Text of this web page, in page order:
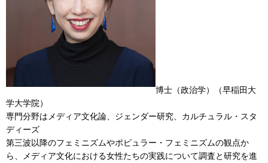
博士（政治学）（早稲田大
学大学院）
専門分野はメディア文化論、ジェンダー研究、カルチュラル・スタ
ディーズ
第三波以降のフェミニズムやポピュラー・フェミニズムの観点か
ら、メディア文化における女性たちの実践について調査と研究を進